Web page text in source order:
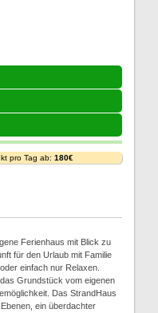
pro Tag ab: 180€
Ferienhaus mit Blick zu
für den Urlaub mit Familie
oder einfach nur Relaxen.
Grundstück vom eigenen
Das StrandHaus
ein überdachter